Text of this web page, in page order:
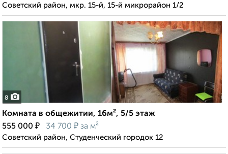
Советский район, мкр. 15-й, 15-й микрорайон 1/2
8
Комната в общежитии, 16м², 5/5 этаж
555 000 ₽ 34 700 ₽ за м²
Советский район, Студенческий городок 12